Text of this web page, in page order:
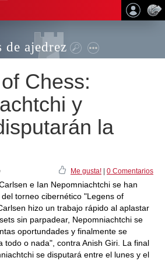
de ajedrez
Chess:
y
la
Me gusta! 0 Comentarios
e Ian Nepomniachtchi se han
torneo cibernético "Legens of
hizo un trabajo rápido al aplastar
sin parpadear, Nepomniachtchi se
oportundades y finalmente se
todo o nada", contra Anish Giri. La final
se disputará entre el lunes y el